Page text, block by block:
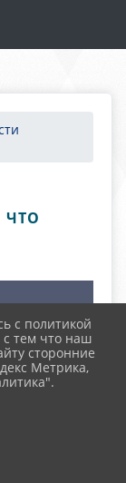
ЧТО
с политикой
с тем что наш
сторонние
Метрика,